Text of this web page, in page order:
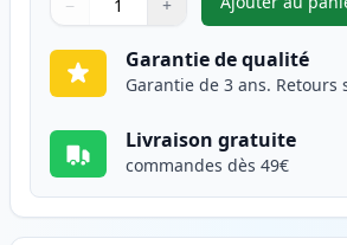
Quantité
Utilisez les boutons pour ajuster
− +
Quantité ,Pack
Garantie de qualité
Garantie de 3 ans. Retours
Livraison gratuite
commandes dès 49€